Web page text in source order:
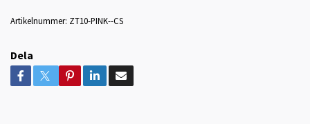
Artikelnummer: ZT10-PINK--CS
Dela